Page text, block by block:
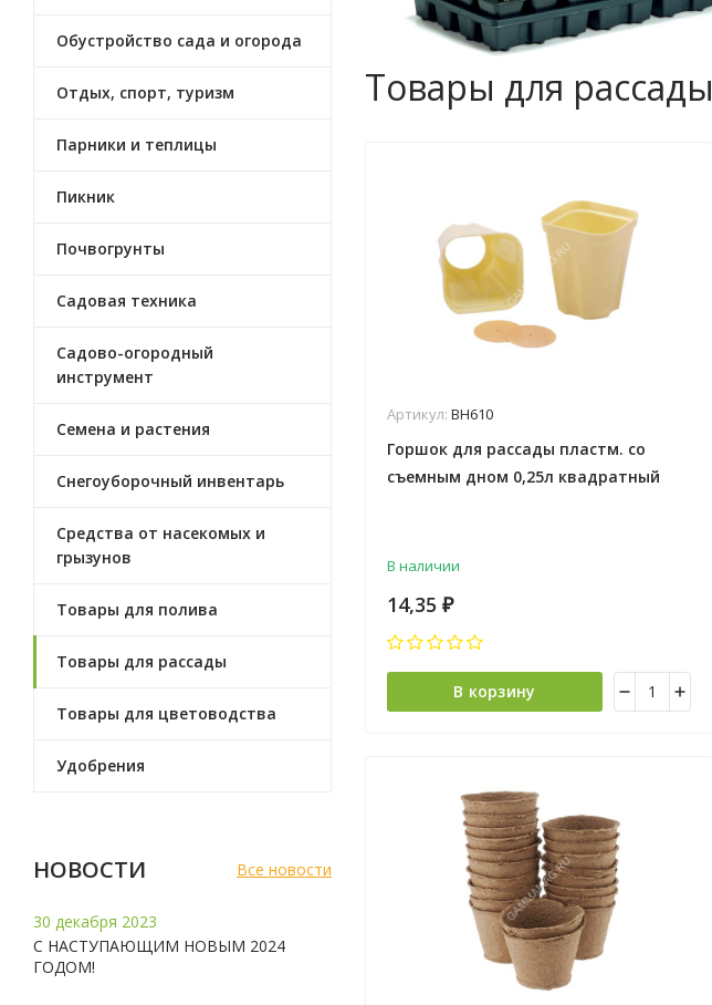
Обустройство сада и огорода
Отдых, спорт, туризм
Парники и теплицы
Пикник
Почвогрунты
Садовая техника
Садово-огородный
инструмент
Семена и растения
Снегоуборочный инвентарь
Средства от насекомых и
грызунов
Товары для полива
Товары для рассады
Товары для цветоводства
Удобрения
Все новости
НОВОСТИ
30 декабря 2023
С НАСТУПАЮЩИМ НОВЫМ 2024
ГОДОМ!
Товары для рассады
Артикул: ВН610
Горшок для рассады пластм. со
съемным дном 0,25л квадратный
В наличии
14,35 ₽
В корзину